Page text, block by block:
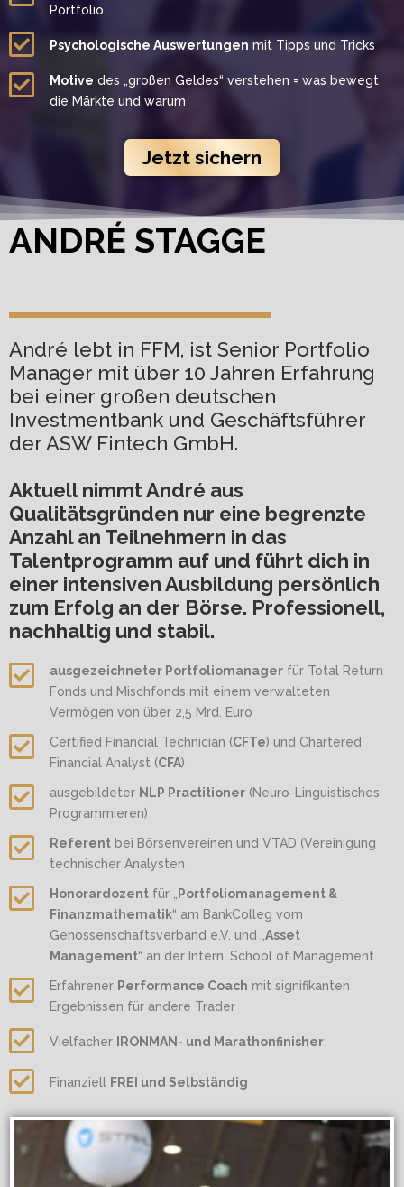
Portfolio
Psychologische Auswertungen mit Tipps und Tricks
Motive des „großen Geldes“ verstehen = was bewegt
die Märkte und warum
Jetzt sichern
ANDRÉ STAGGE
André lebt in FFM, ist Senior Portfolio
Manager mit über 10 Jahren Erfahrung
bei einer großen deutschen
Investmentbank und Geschäftsführer
der ASW Fintech GmbH.
Aktuell nimmt André aus
Qualitätsgründen nur eine begrenzte
Anzahl an Teilnehmern in das
Talentprogramm auf und führt dich in
einer intensiven Ausbildung persönlich
zum Erfolg an der Börse. Professionell,
nachhaltig und stabil.
ausgezeichneter Portfoliomanager für Total Return
Fonds und Mischfonds mit einem verwalteten
Vermögen von über 2,5 Mrd. Euro
Certified Financial Technician (CFTe) und Chartered
Financial Analyst (CFA)
ausgebildeter NLP Practitioner (Neuro-Linguistisches
Programmieren)
Referent bei Börsenvereinen und VTAD (Vereinigung
technischer Analysten
Honorardozent für „
Portfoliomanagement &
Finanzmathematik“ am BankColleg vom
Genossenschaftsverband e.V. und „ Asset
Management“ an der Intern. School of Management
Erfahrener Performance Coach mit signifikanten
Ergebnissen für andere Trader
Vielfacher IRONMAN- und Marathonfinisher
Finanziell FREI und Selbständig